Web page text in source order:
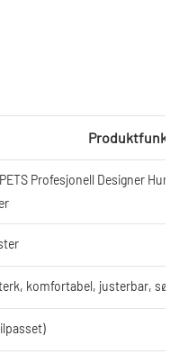
Profesjonell Designer
komfortabel, justerbar, søt,